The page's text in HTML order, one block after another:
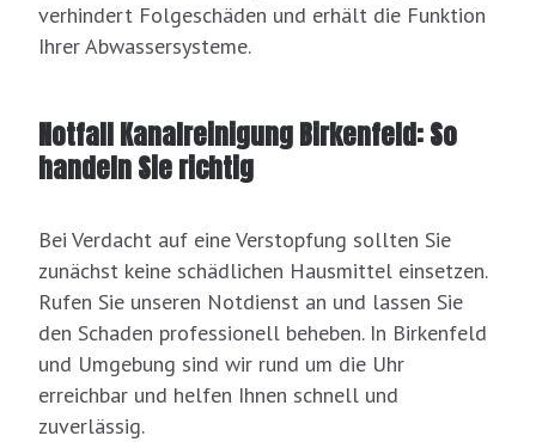
verhindert Folgeschäden und erhält die Funktion
Ihrer Abwassersysteme.
Notfall Kanalreinigung Birkenfeld: So
handeln Sie richtig
Bei Verdacht auf eine Verstopfung sollten Sie
zunächst keine schädlichen Hausmittel einsetzen.
Rufen Sie unseren Notdienst an und lassen Sie
den Schaden professionell beheben. In Birkenfeld
und Umgebung sind wir rund um die Uhr
erreichbar und helfen Ihnen schnell und
zuverlässig.